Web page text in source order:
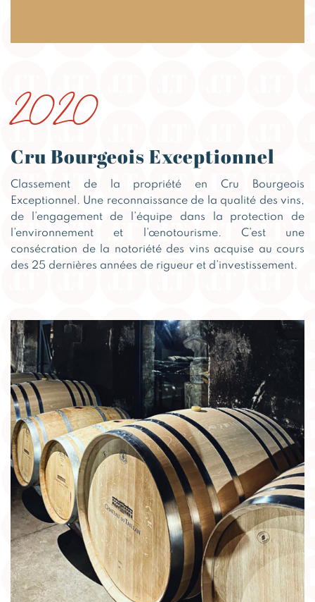
2020
Cru Bourgeois Exceptionnel
Classement de la propriété en Cru Bourgeois
Exceptionnel. Une reconnaissance de la qualité des vins,
de l’engagement de l’équipe dans la protection de
l’environnement et l’œnotourisme. C’est une
consécration de la notoriété des vins acquise au cours
des 25 dernières années de rigueur et d’investissement.